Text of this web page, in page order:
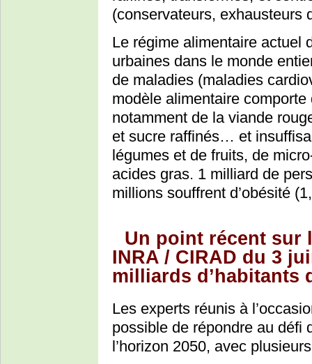
(conservateurs, exhausteurs
Le régime alimentaire actuel
urbaines dans le monde
de maladies (maladies
modèle alimentaire
notamment de la viande
et sucre raffinés… et
légumes et de fruits, de
acides gras. 1 milliard de
millions souffrent d’obésité
Un point récent sur
INRA / CIRAD du 3
milliards d’habitants
Les experts réunis à
possible de répondre au défi
l’horizon 2050, avec